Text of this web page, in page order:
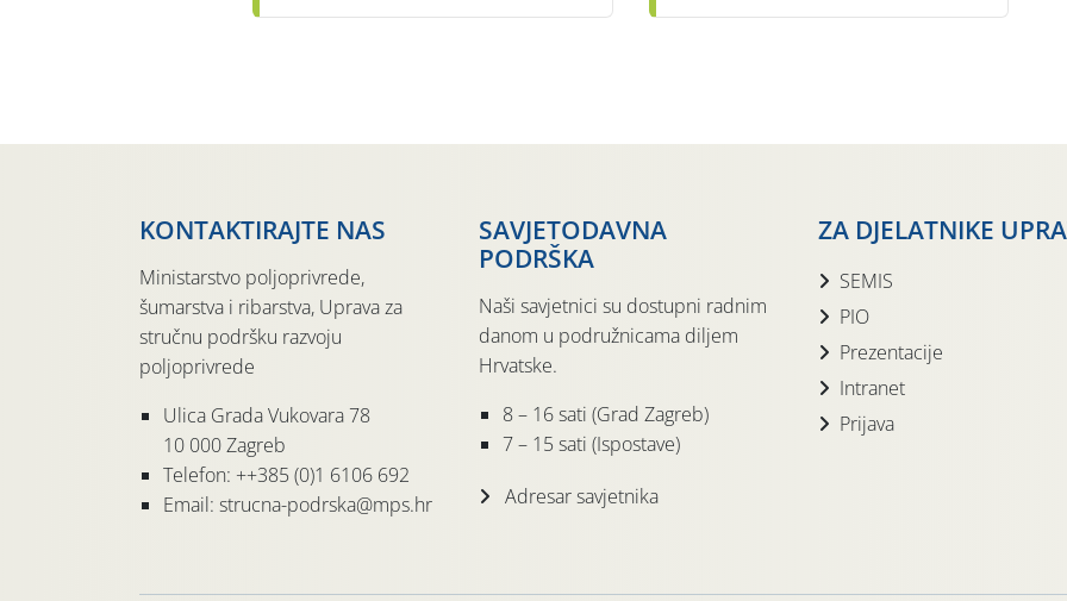
KONTAKTIRAJTE NAS
Ministarstvo poljoprivrede,
šumarstva i ribarstva, Uprava za
stručnu podršku razvoju
poljoprivrede
Ulica Grada Vukovara 78
10 000 Zagreb
Telefon: ++385 (0)1 6106 692
Email: strucna-podrska@mps.hr
SAVJETODAVNA
PODRŠKA
Naši savjetnici su dostupni radnim
danom u podružnicama diljem
Hrvatske.
8 – 16 sati (Grad Zagreb)
7 – 15 sati (Ispostave)
Adresar savjetnika
ZA DJELATNIKE
SEMIS
PIO
Prezentacije
Intranet
Prijava